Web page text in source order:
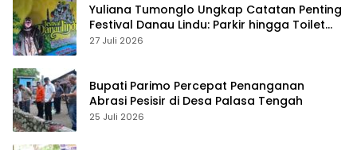
Yuliana Tumonglo Ungkap Catatan Penting
Festival Danau Lindu: Parkir hingga Toilet
Harus Jadi Prioritas
27 Juli 2026
Bupati Parimo Percepat Penanganan
Abrasi Pesisir di Desa Palasa Tengah
25 Juli 2026